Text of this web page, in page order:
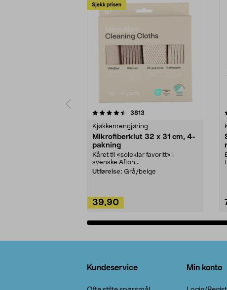
Sjekk prisen
3813
Kjøkkenrengjøring
Mikrofiberklut 32 x 31 cm, 4-
pakning
Kåret til «soleklar favoritt» i
svenske Afton...
Utførelse: Grå/beige
39,90
4.5av 5 stjerner
Kundeservice Min konto